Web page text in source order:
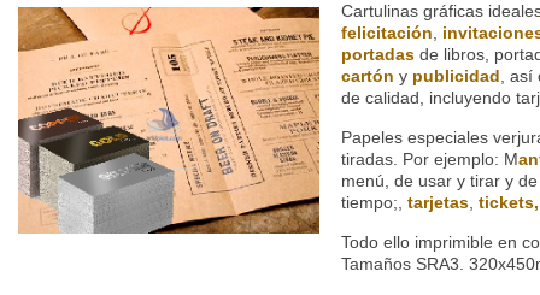
Cartulinas gráficas
felicitación,
portadasde libros,
cartón y publicidad, así
de calidad, incluyendo
Papeles especiales
tiradas. Por ejemplo: M
menú, de usar y tirar y
tiempo;, tarjetas,
Todo ello imprimible en
Tamaños SRA3.